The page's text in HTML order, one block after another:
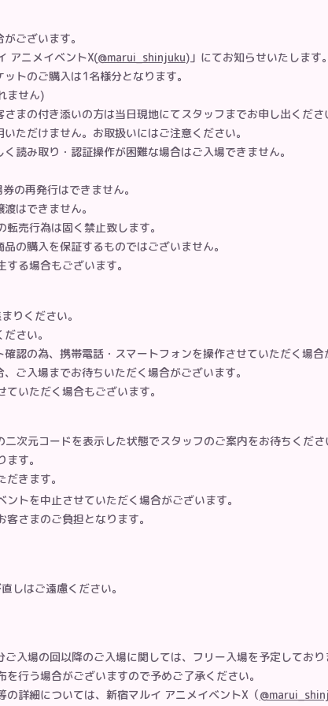
ございます。
アニメイベントX(@marui_shinjuku)」にてお知らせいたします
トのご購入は1名様分となります。
ません)
まの付き添いの方は当日現地にてスタッフまでお申し出くださ
ただけません。お取扱いにはご注意ください。
読み取り・認証操作が困難な場合はご入場できません。
の再発行はできません。
はできません。
売行為は固く禁止致します。
の購入を保証するものではございません。
る場合もございます。
りください。
さい。
認の為、携帯電話・スマートフォンを操作させていただく場
ご入場までお待ちいただく場合がございます。
いただく場合もございます。
次元コードを表示した状態でスタッフのご案内をお待ちくださ
す。
きます。
トを中止させていただく場合がございます。
さまのご負担となります。
しはご遠慮ください。
入場の回以降のご入場に関しては、フリー入場を予定しており
行う場合がございますので予めご了承ください。
詳細については、新宿マルイ アニメイベントX（